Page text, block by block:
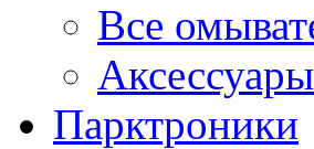
Все
Парктроники